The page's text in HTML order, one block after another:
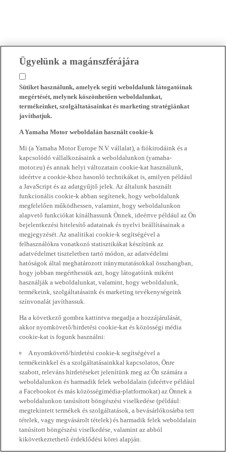
Ügyelünk a magánszférájára
Sütiket használunk, amelyek segíti weboldalunk látogatóinak
megértését, melynek köszönhetően weboldalunkat,
termékeinket, szolgáltatásainkat és marketing stratégiánkat
javíthatjuk.
A Yamaha Motor weboldalán használt cookie-k
Mi (a Yamaha Motor Europe N.V. vállalat), a fiókirodáink és a
kapcsolódó vállalkozásaink a weboldalunkon (yamaha-
motor.eu) és annak helyi változatain cookie-kat használunk,
ideértve a cookie-khoz hasonló technikákat is, amilyen például
a JavaScript és az adatgyűjtő jelek. Az általunk használt
funkcionális cookie-k abban segítenek, hogy weboldalunk
megfelelően működhessen, valamint, hogy weboldalunkon
alapvető funkciókat kínálhassunk Önnek, ideértve például az Ön
bejelentkezési hitelesítő adatainak és nyelvi beállításainak a
megjegyzését. Az analitikai cookie-k segítségével a
felhasználókra vonatkozó statisztikákat készítünk az
adatvédelmet tiszteletben tartó módon, az adatvédelmi
hatóságok által meghatározott iránymutatásokkal összhangban,
hogy jobban megérthessük azt, hogy látogatóink miként
használják a weboldalunkat, valamint, hogy weboldalunk,
termékeink, szolgáltatásaink és marketing tevékenységeink
színvonalát javíthassuk.
Ha a következő gombra kattintva megadja a hozzájárulását,
akkor nyomkövető/hirdetési cookie-kat és közösségi média
cookie-kat is fogunk használni:
A nyomkövető/hirdetési cookie-k segítségével a
termékeinkkel és a szolgáltatásainkkal kapcsolatos, Önre
szabott, releváns hirdetéseket jelenítünk meg az Ön számára a
weboldalunkon és harmadik felek weboldalain (ideértve például
a Facebookot és más közösségimédia-platformokat) az Önnek a
weboldalunkon tanúsított böngészési viselkedése (például:
megtekintett termékek és szolgáltatások, a bevásárlókosárba tett
tételek, vagy megvásárolt tételek) és harmadik felek weboldalain
tanúsított böngészési viselkedése, valamint az abból
kikövetkeztethető érdeklődési körei alapján.